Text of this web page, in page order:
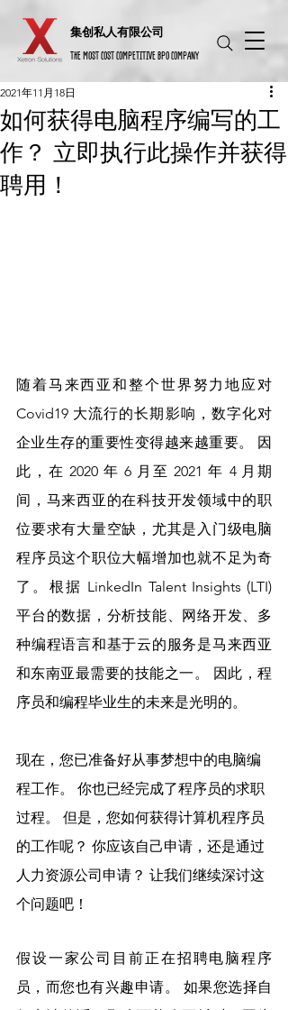
​集创私人有限公司
THE MOST COST COMPETITIVE BPO COMPANY
如何获得电脑程序编写的工
作？ 立即执行此操作并获得
聘用！
2021年11月18日
随着马来西亚和整个世界努力地应对
Covid19 大流行的长期影响，数字化对
企业生存的重要性变得越来越重要。 因
此，在 2020 年 6 月至 2021 年 4 月期
间，马来西亚的在科技开发领域中的职
位要求有大量空缺，尤其是入门级电脑
程序员这个职位大幅增加也就不足为奇
了。根据 LinkedIn Talent Insights (LTI)
平台的数据，分析技能、网络开发、多
种编程语言和基于云的服务是马来西亚
和东南亚最需要的技能之一。 因此，程
序员和编程毕业生的未来是光明的。
现在，您已准备好从事梦想中的电脑编
程工作。 你也已经完成了程序员的求职
过程。 但是，您如何获得计算机程序员
的工作呢？ 你应该自己申请，还是通过
人力资源公司申请？ 让我们继续深讨这
个问题吧！
假设一家公司目前正在招聘电脑程序
员，而您也有兴趣申请。 如果您选择自